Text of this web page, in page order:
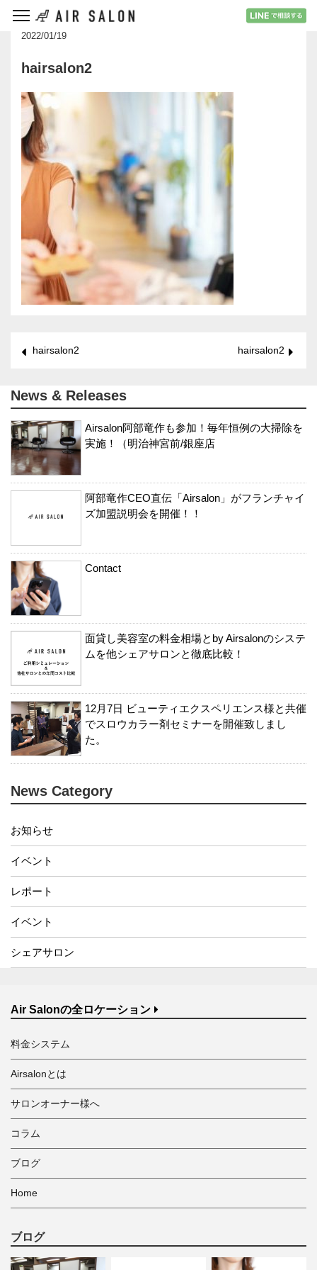
2022/01/19
hairsalon2
hairsalon2 hairsalon2
News & Releases
Airsalon阿部竜作も参加！毎年恒例の大掃除を
実施！（明治神宮前/銀座店
阿部竜作CEO直伝「Airsalon」がフランチャイ
ズ加盟説明会を開催！！
Contact
面貸し美容室の料金相場とby Airsalonのシステ
ムを他シェアサロンと徹底比較！
12月7日 ビューティエクスペリエンス様と共催
でスロウカラー剤セミナーを開催致しまし
た。
News Category
お知らせ
イベント
レポート
イベント
シェアサロン
Air Salonの全ロケーション
料金システム
Airsalonとは
サロンオーナー様へ
コラム
ブログ
Home
ブログ